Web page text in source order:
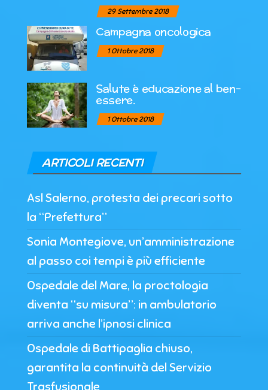
29 Settembre 2018
Campagna oncologica
1 Ottobre 2018
Salute è educazione al ben-
essere.
1 Ottobre 2018
ARTICOLI RECENTI
Asl Salerno, protesta dei precari sotto
la “Prefettura”
Sonia Montegiove, un’amministrazione
al passo coi tempi è più efficiente
Ospedale del Mare, la proctologia
diventa “su misura”: in ambulatorio
arriva anche l’ipnosi clinica
Ospedale di Battipaglia chiuso,
garantita la continuità del Servizio
Trasfusionale